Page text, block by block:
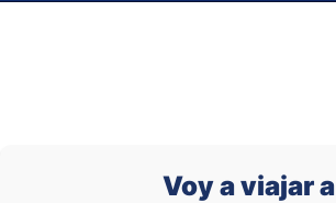
Voy a viajar a